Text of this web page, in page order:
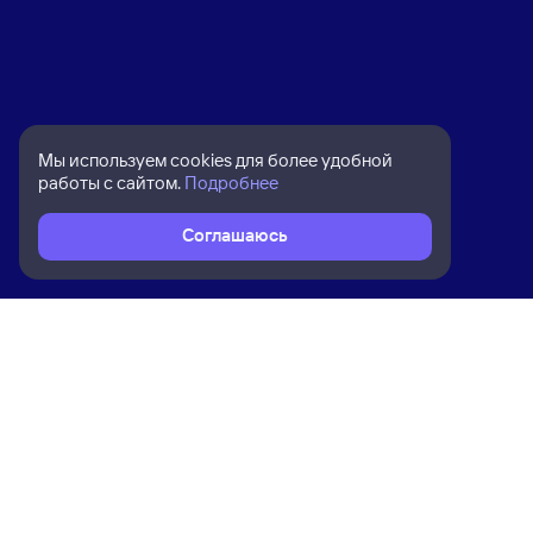
Мы используем cookies для более удобной
работы с сайтом. Подробнее
Соглашаюсь